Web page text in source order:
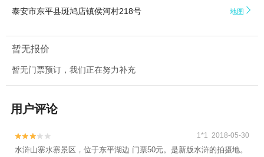
泰安市东平县斑鸠店镇侯河村218号 地图 
暂无报价
暂无门票预订，我们正在努力补充
用户评论

 1*1 2018-05-30
水浒山寨水寨景区，位于东平湖边 门票50元。是新版水浒的拍摄地。